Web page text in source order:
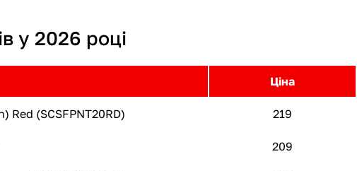
у 2026 році
Ціна
Red (SCSFPNT20RD) 219
209